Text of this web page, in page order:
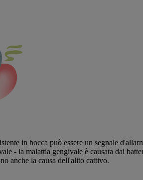
in bocca può essere un segnale
- la malattia gengivale è causata dai
anche la causa dell'alito cattivo.